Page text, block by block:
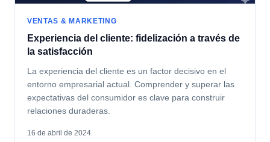
VENTAS & MARKETING
Experiencia del cliente: fidelización a través de
la satisfacción
La experiencia del cliente es un factor decisivo en el
entorno empresarial actual. Comprender y superar las
expectativas del consumidor es clave para construir
relaciones duraderas.
16 de abril de 2024